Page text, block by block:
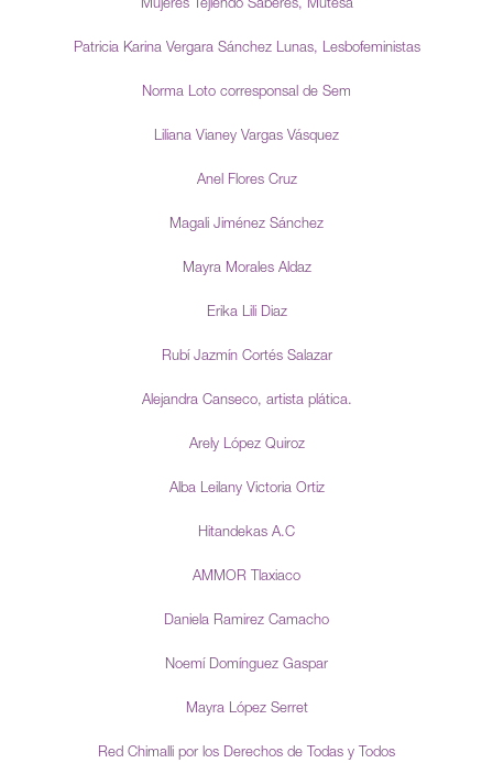
Mujeres Tejiendo Saberes, Mutesa
Patricia Karina Vergara Sánchez Lunas, Lesbofeministas
Norma Loto corresponsal de Sem
Liliana Vianey Vargas Vásquez
Anel Flores Cruz
Magali Jiménez Sánchez
Mayra Morales Aldaz
Erika Lili Diaz
Rubí Jazmín Cortés Salazar
Alejandra Canseco, artista plática.
Arely López Quiroz
Alba Leilany Victoria Ortiz
Hitandekas A.C
AMMOR Tlaxiaco
Daniela Ramirez Camacho
Noemí Domínguez Gaspar
Mayra López Serret
Red Chimalli por los Derechos de Todas y Todos